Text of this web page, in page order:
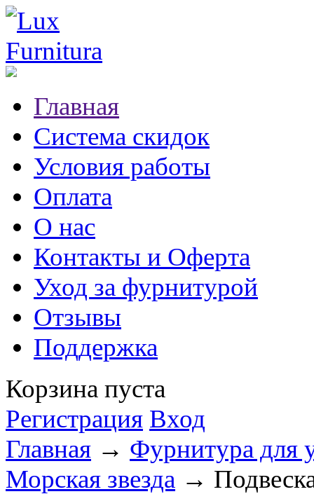
Главная
Система скидок
Условия работы
Оплата
О нас
Контакты и Оферта
Уход за фурнитурой
Отзывы
Поддержка
Корзина пуста
Регистрация Вход
Главная → Фурнитура для
Морская звезда →